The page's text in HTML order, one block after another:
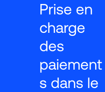
Prise en
charge
des
paiement
s dans le